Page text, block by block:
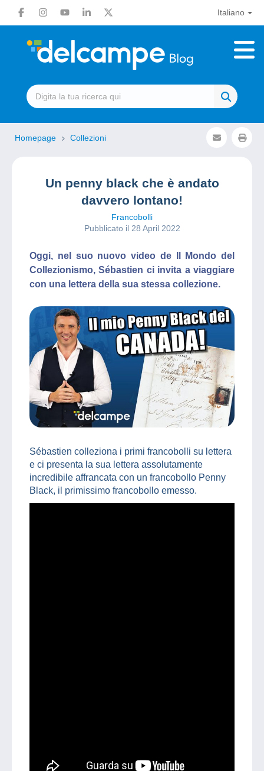
Italiano
Homepage Collezioni
Un penny black che è andato
davvero lontano!
Francobolli
Pubblicato il 28 April 2022
Oggi, nel suo nuovo video de Il Mondo del
Collezionismo, Sébastien ci invita a viaggiare
con una lettera della sua stessa collezione.
Sébastien colleziona i primi francobolli su lettera
e ci presenta la sua lettera assolutamente
incredibile affrancata con un francobollo Penny
Black, il primissimo francobollo emesso.